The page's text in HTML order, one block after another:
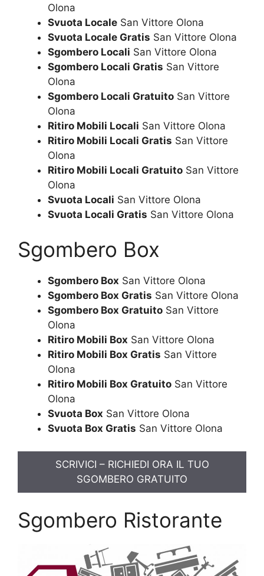
Olona
Svuota Locale San Vittore Olona
Svuota Locale Gratis San Vittore Olona
Sgombero Locali San Vittore Olona
Sgombero Locali Gratis San Vittore
Olona
Sgombero Locali Gratuito San Vittore
Olona
Ritiro Mobili Locali San Vittore Olona
Ritiro Mobili Locali Gratis San Vittore
Olona
Ritiro Mobili Locali Gratuito San Vittore
Olona
Svuota Locali San Vittore Olona
Svuota Locali Gratis San Vittore Olona
Sgombero Box
Sgombero Box San Vittore Olona
Sgombero Box Gratis San Vittore Olona
Sgombero Box Gratuito San Vittore
Olona
Ritiro Mobili Box San Vittore Olona
Ritiro Mobili Box Gratis San Vittore
Olona
Ritiro Mobili Box Gratuito San Vittore
Olona
Svuota Box San Vittore Olona
Svuota Box Gratis San Vittore Olona
SCRIVICI – RICHIEDI ORA IL TUO
SGOMBERO GRATUITO
Sgombero Ristorante